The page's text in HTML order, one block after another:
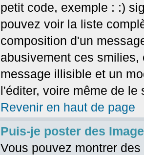
petit code, exemple : :)
pouvez voir la liste
composition d'un
abusivement ces
message illisible et un
l'éditer, voire même de le
Revenir en haut de page
Puis-je poster des
Vous pouvez montrer